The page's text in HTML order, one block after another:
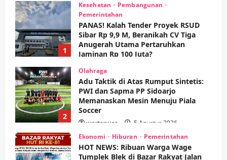
1
Kesehatan
Pembangunan
Pemerintahan
PANAS! Kalah Tender Proyek RSUD
Sibar Rp 9,9 M, Beranikah CV Tiga
Anugerah Utama Pertaruhkan
Jaminan Rp 100 Juta?
wartanusa
2
Olahraga
Adu Taktik di Atas Rumput Sintetis:
PWI dan Sapma PP Sidoarjo
Memanaskan Mesin Menuju Piala
Soccer
wartanusa 5 Agustus 2026
Ekonomi Hiburan Pemerintahan
HOT NEWS: Ribuan Warga Wage
Tumplek Blek di Bazar Rakyat Jalan